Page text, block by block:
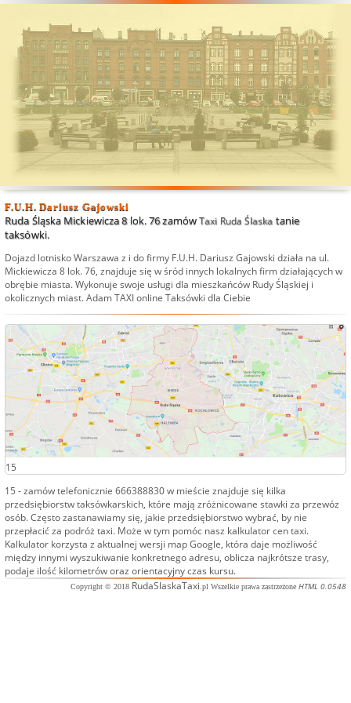
F.U.H. Dariusz Gajowski
Ruda Śląska Mickiewicza 8 lok. 76 zamówTaxi Ruda Ślaska tanie
taksówki.
Dojazd lotnisko Warszawa z i do firmy F.U.H. Dariusz Gajowski działa na ul.
Mickiewicza 8 lok. 76, znajduje się w śród innych lokalnych firm działających w
obrębie miasta. Wykonuje swoje usługi dla mieszkańców Rudy Śląskiej i
okolicznych miast.Adam TAXI online Taksówki dla Ciebie
15
15 - zamów telefonicznie 666388830w mieście znajduje się kilka
przedsiębiorstw taksówkarskich, które mają zróżnicowane stawki za przewóz
osób. Często zastanawiamy się, jakie przedsiębiorstwo wybrać, by nie
przepłacić za podróż taxi. Może w tym pomóc nasz kalkulator cen taxi.
Kalkulator korzysta z aktualnej wersji map Google, która daje możliwość
między innymi wyszukiwanie konkretnego adresu, oblicza najkrótsze trasy,
podaje ilość kilometrów oraz orientacyjny czas kursu.
Copyright © 2018 RudaSlaskaTaxi.pl Wszelkie prawa zastrzeżone HTML 0.0548